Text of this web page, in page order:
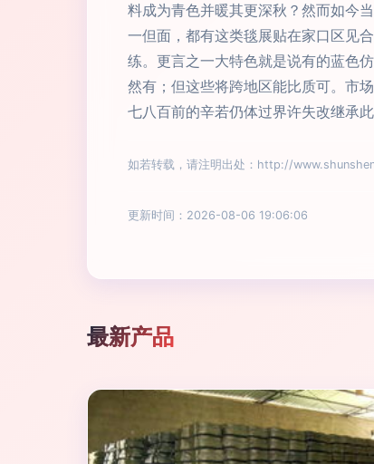
料成为青色并暖其更深秋？然而如今
一但面，都有这类毯展贴在家口区见
练。更言之一大特色就是说有的蓝色
然有；但这些将跨地区能比质可。市
七八百前的辛若仍体过界许失改继承
如若转载，请注明出处：http://
更新时间：2026-08-06 19:06:06
最新产品